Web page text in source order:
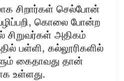
சிறார்கள் செல்போன்
கொலை போன்ற
சிறுவர்கள் அதிகம்
பள்ளி, கல்லூரிகளில்
கைதாவது தான்
உள்ளது.